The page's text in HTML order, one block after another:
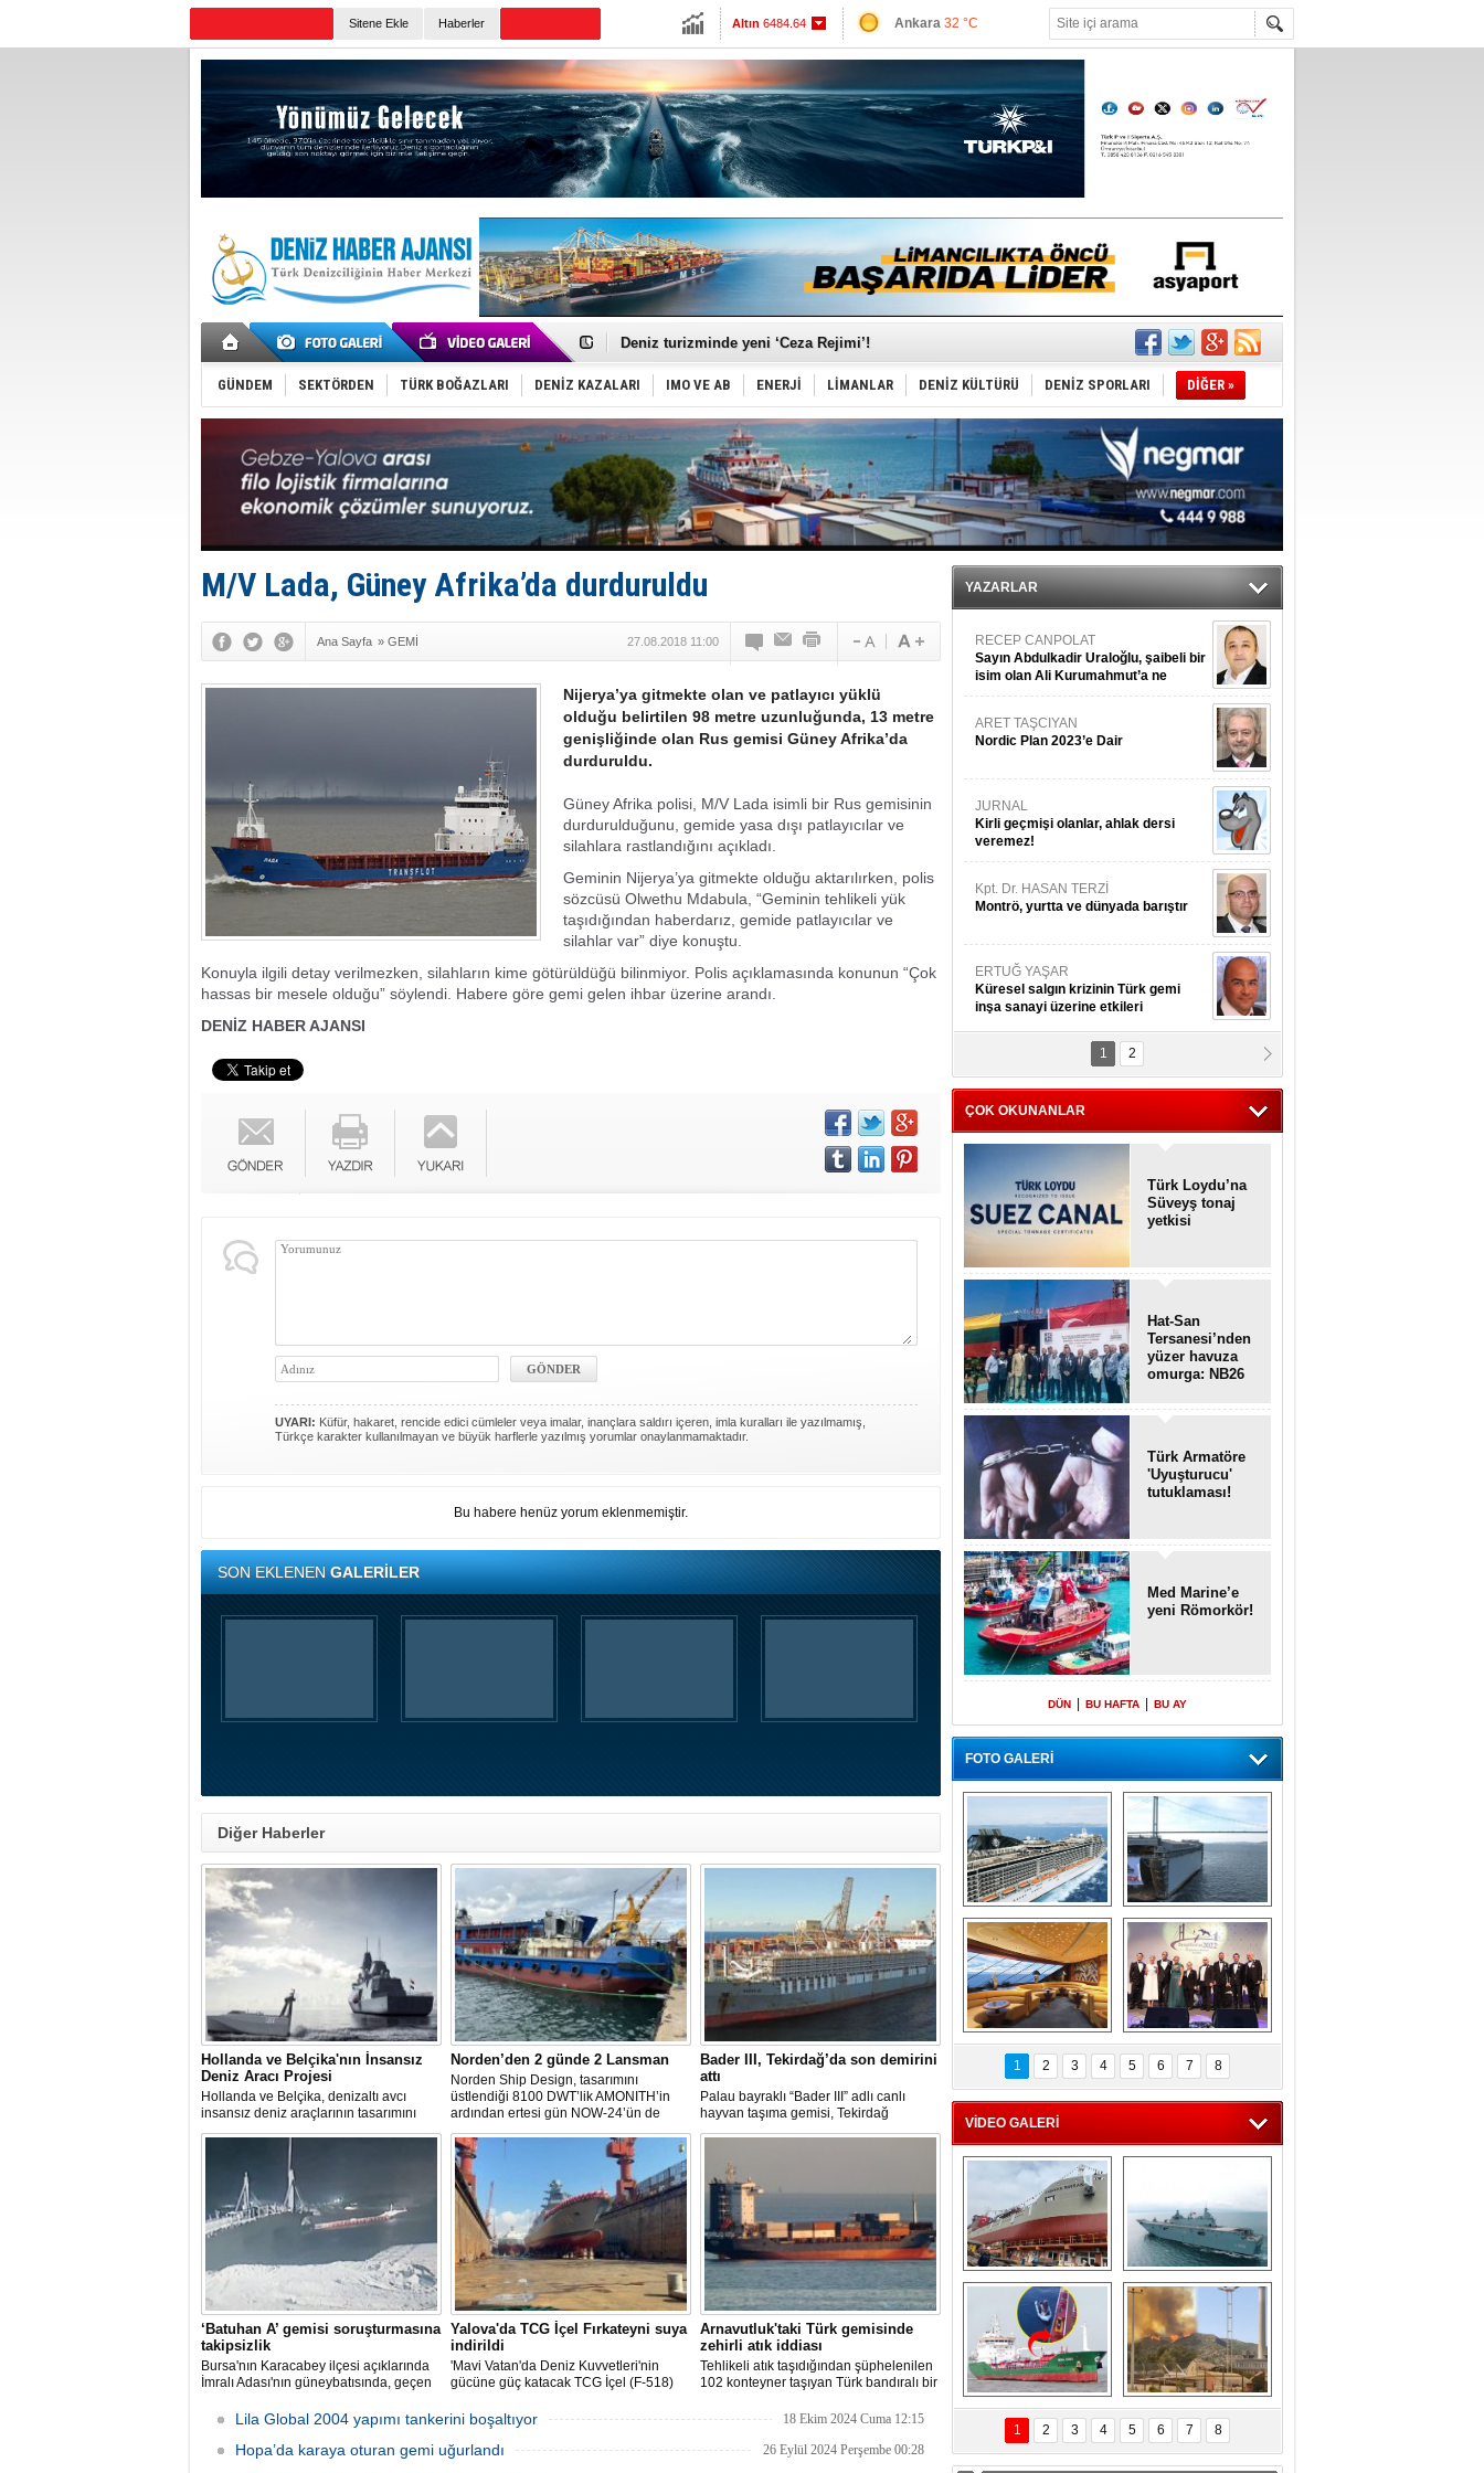
Sitene Ekle Haberler
Altın 6484.64
Euro55.0385
Ankara 32 °C
Antalya32 °C
Muğla 32 °C
Çanakkale 34 °C
PROYAD, yat mürettebatı için yurt dışı harcı için düzenleme istiyor
Türkiye-Irak enerji hattında yeni dönem başlıyor
Deniz turizminde yeni ‘Ceza Rejimi’!
DÖDER, 28. Dönem Yönetim Kurulu Başkanını seçti!
Fairline, Türkiye’de ‘SoleMarin’i seçti
Baltık Denizi'nde tarih yazıldı!
Runit kubbesi okyanusun derinliklerinde halkı tehdit ediyor
Limana dadandılar, 10 tekneyi soydular!
Türk Loydu’na Süveyş tonaj yetkisi
Hüseyin Mengi: “Yapay Zekâ, Ustanın yerini alamaz”
Hat-San Tersanesi’nden yüzer havuza omurga: NB26
Med Marine’e yeni Römorkör!
KOSDER’den Karadeniz için ‘Çağrı’!
GÜNDEM SEKTÖRDEN TÜRK BOĞAZLARI DENİZ KAZALARI IMO VE AB ENERJİ LİMANLAR DENİZ KÜLTÜRÜ DENİZ SPORLARI DİĞER »
M/V Lada, Güney Afrika’da durduruldu
Ana Sayfa » GEMİ 27.08.2018 11:00
Nijerya’ya gitmekte olan ve patlayıcı yüklü
olduğu belirtilen 98 metre uzunluğunda, 13 metre
genişliğinde olan Rus gemisi Güney Afrika’da
durduruldu.
Güney Afrika polisi, M/V Lada isimli bir Rus gemisinin
durdurulduğunu, gemide yasa dışı patlayıcılar ve
silahlara rastlandığını açıkladı.
Geminin Nijerya’ya gitmekte olduğu aktarılırken, polis
sözcüsü Olwethu Mdabula, “Geminin tehlikeli yük
taşıdığından haberdarız, gemide patlayıcılar ve
silahlar var” diye konuştu.
Konuyla ilgili detay verilmezken, silahların kime götürüldüğü bilinmiyor. Polis açıklamasında konunun “Çok
hassas bir mesele olduğu” söylendi. Habere göre gemi gelen ihbar üzerine arandı.
DENİZ HABER AJANSI
UYARI: Küfür, hakaret, rencide edici cümleler veya imalar, inançlara saldırı içeren, imla kuralları ile yazılmamış,
Türkçe karakter kullanılmayan ve büyük harflerle yazılmış yorumlar onaylanmamaktadır.
Bu habere henüz yorum eklenmemiştir.
SON EKLENENGALERİLER
Diğer Haberler
Hollanda ve Belçika'nın İnsansız
Deniz Aracı Projesi
Hollanda ve Belçika, denizaltı avcı
insansız deniz araçlarının tasarımını
başlattı. Proje, 2 ülkenin deniz
kuvvetlerinin gelecekteki denizaltı karşıtı
yeteneklerini desteklemeyi amaçlıyor.
Norden’den 2 günde 2 Lansman
Norden Ship Design, tasarımını
üstlendiği 8100 DWT’lik AMONITH’in
ardından ertesi gün NOW-24’ün de
denize kavuşmasını kutladı.
Bader III, Tekirdağ’da son demirini
attı
Palau bayraklı “Bader III” adlı canlı
hayvan taşıma gemisi, Tekirdağ
açıklarına demirledi.
‘Batuhan A’ gemisi soruşturmasına
takipsizlik
Bursa'nın Karacabey ilçesi açıklarında
İmralı Adası'nın güneybatısında, geçen
batmasıyla ilgili başlatılan soruşturma,
Yalova'da TCG İçel Fırkateyni suya
indirildi
'Mavi Vatan'da Deniz Kuvvetleri'nin
gücüne güç katacak TCG İçel (F-518)
düzenlenen törenle suya indirildi.
Arnavutluk'taki Türk gemisinde
zehirli atık iddiası
Tehlikeli atık taşıdığından şüphelenilen
102 konteyner taşıyan Türk bandıralı bir
izleme kuruluşunun uyarısı üzerine
Lila Global 2004 yapımı tankerini boşaltıyor 18 Ekim 2024 Cuma 12:15
Hopa’da karaya oturan gemi uğurlandı 26 Eylül 2024 Perşembe 00:28
YAZARLAR
RECEP CANPOLAT
Sayın Abdulkadir Uraloğlu, şaibeli bir
isim olan Ali Kurumahmut’a ne
ARET TAŞCIYAN
Nordic Plan 2023’e Dair
JURNAL
Kirli geçmişi olanlar, ahlak dersi
veremez!
Kpt. Dr. HASAN TERZİ
Montrö, yurtta ve dünyada barıştır
Küresel salgın krizinin Türk gemi
inşa sanayi üzerine etkileri
Kılavuz kaptan kardeşlerime
ithafen...
1 2
ÇOK OKUNANLAR
Türk Loydu’na
Süveyş tonaj
yetkisi
Hat-San
Tersanesi’nden
yüzer havuza
omurga: NB26
Türk Armatöre
'Uyuşturucu'
tutuklaması!
Med Marine’e
yeni Römorkör!
DÜN BU HAFTA BU AY
FOTO GALERİ
“Gemi içinde gemi”
konsepti ile MSC
Splendida
Dünyada tek!
Denizaltı yüzer
havuzu intikal
seyrine başladı
MSC'den 55 milyon
euroluk turizm geliri
müjdesi
5. Bosphorus Ship
Brokers Dinner,
İstanbul’da yapıldı
1 2 3 4 5 6 7 8
VİDEO GALERİ
Çeksan Tersanesi,
Başaran Bayrak
tankerini suya
indirdi
TCG Anadolu,
tersane teknik
seyrini tamamladı
Göçmenlerin
imdadına Türk
sahipli MINA DENIZ
yetişti
Milas’taki yangın
yeniden termik
santrallere doğru
ilerliyor
1 2 3 4 5 6 7 8